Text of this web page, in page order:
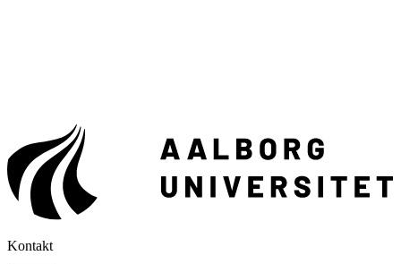
Kontakt